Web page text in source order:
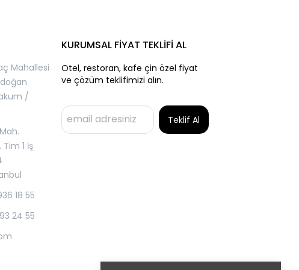
Mahallesi
/
1 İş
18 55
24 55
KURUMSAL FİYAT TEKLİFİ AL
Otel, restoran, kafe çin özel fiyat
ve çözüm teklifimizi alın.
Teklif Al